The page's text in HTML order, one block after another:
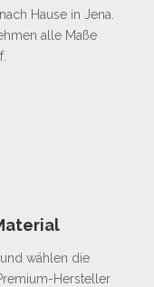
Hause in Jena.
alle Maße
wählen die
Hersteller